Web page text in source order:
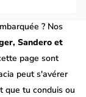
? Nos
Sandero et
page sont
peut s'avérer
que tu conduis ou